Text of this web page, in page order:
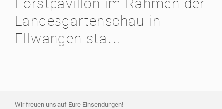
Forstpavillon im Rahmen der
Landesgartenschau in
Ellwangen statt.
Wir freuen uns auf Eure Einsendungen!